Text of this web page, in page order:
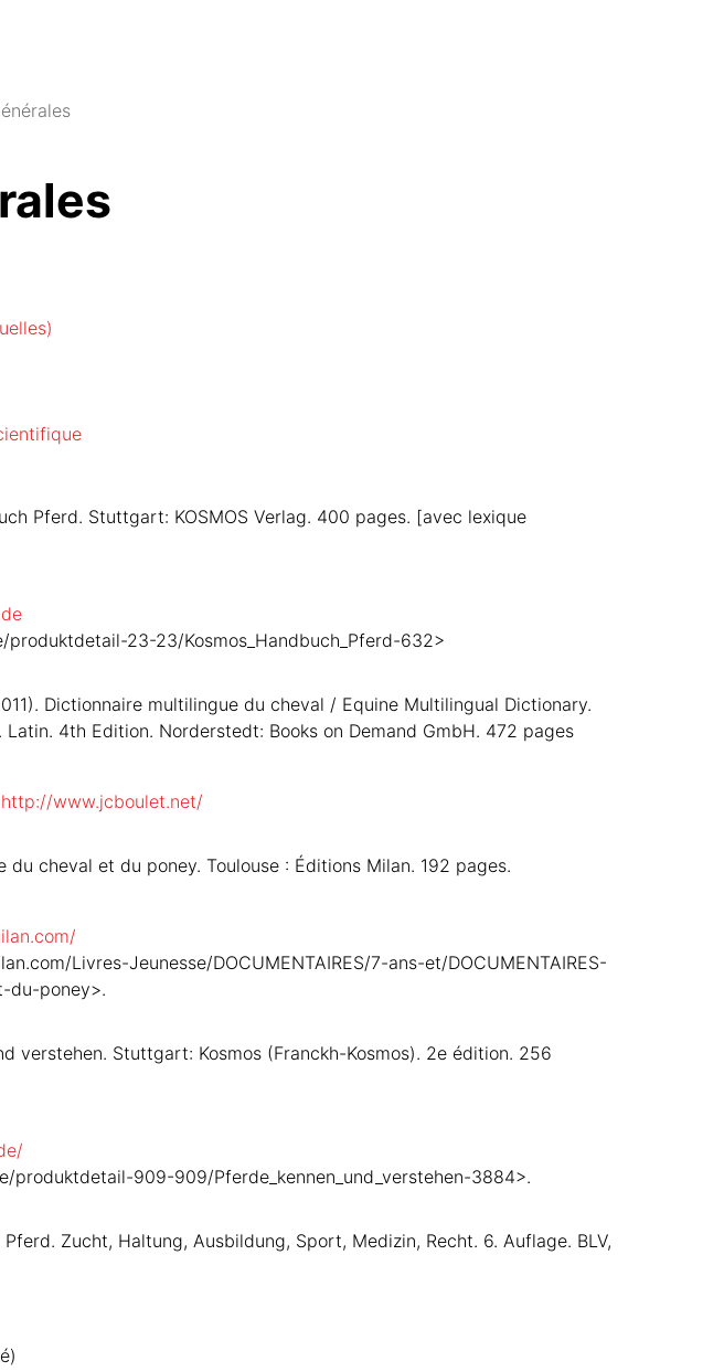
Pferd. Stuttgart: KOSMOS Verlag. 400 pages. [avec lexique
23-23/Kosmos_Handbuch_Pferd-632>
Dictionnaire multilingue du cheval / Equine Multilingual Dictionary.
Latin. 4th Edition. Norderstedt: Books on Demand GmbH. 472 pages
http://www.jcboulet.net/
du cheval et du poney. Toulouse : Éditions Milan. 192 pages.
Livres-Jeunesse/DOCUMENTAIRES/7-ans-et/DOCUMENTAIRES-
du-poney>.
verstehen. Stuttgart: Kosmos (Franckh-Kosmos). 2e édition. 256
produktdetail-909-909/Pferde_kennen_und_verstehen-3884>.
Zucht, Haltung, Ausbildung, Sport, Medizin, Recht. 6. Auflage. BLV,